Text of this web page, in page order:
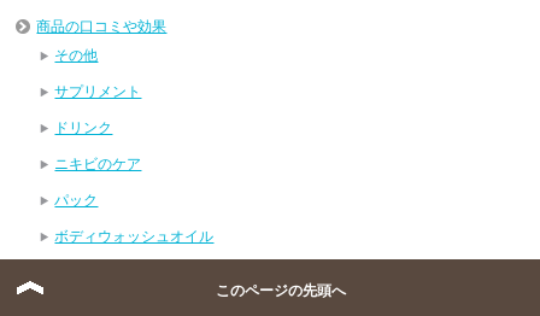
商品の口コミや効果
その他
サプリメント
ドリンク
ニキビのケア
パック
ボディウォッシュオイル
このページの先頭へ